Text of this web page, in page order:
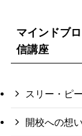
マインドブ
信講座
スリー・ピ
開校への想い